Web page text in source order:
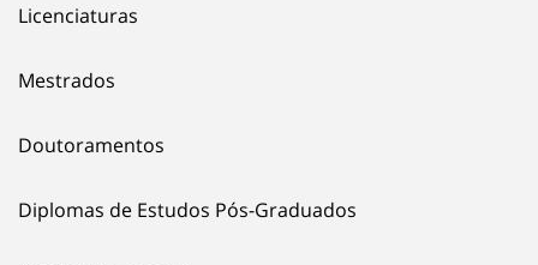
Licenciaturas
Mestrados
Doutoramentos
Diplomas de Estudos Pós-Graduados